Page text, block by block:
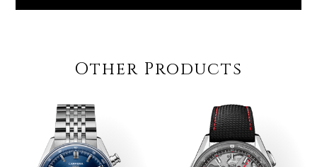
Other Products